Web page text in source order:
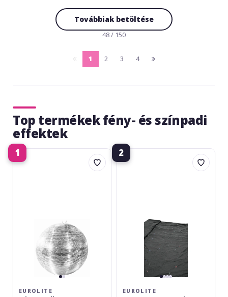
Továbbiak betöltése
48 / 150
pagina
1
(current)
2 3 4
pagina
Top termékek fény- és színpadi
effektek
1
Eurolite
Mirror
EUROLITE
2
Eurolite
CRT-
EUROLITE